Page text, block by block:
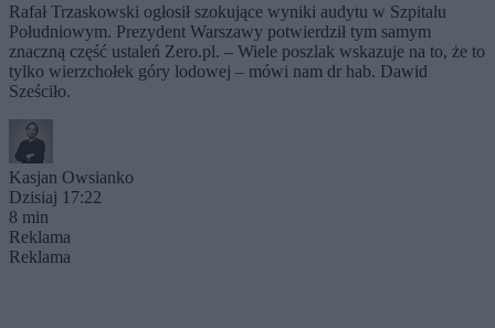
Rafał Trzaskowski ogłosił szokujące wyniki audytu w Szpitalu
Południowym. Prezydent Warszawy potwierdził tym samym
znaczną część ustaleń Zero.pl. – Wiele poszlak wskazuje na to, że to
tylko wierzchołek góry lodowej – mówi nam dr hab. Dawid
Sześciło.
Kasjan Owsianko
Dzisiaj 17:22
8 min
Reklama
Reklama